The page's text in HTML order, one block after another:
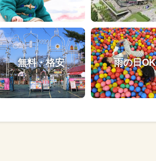
無料・格安 雨の日OK